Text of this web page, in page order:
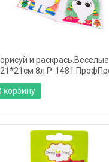
и
8л Р-1481
корзину